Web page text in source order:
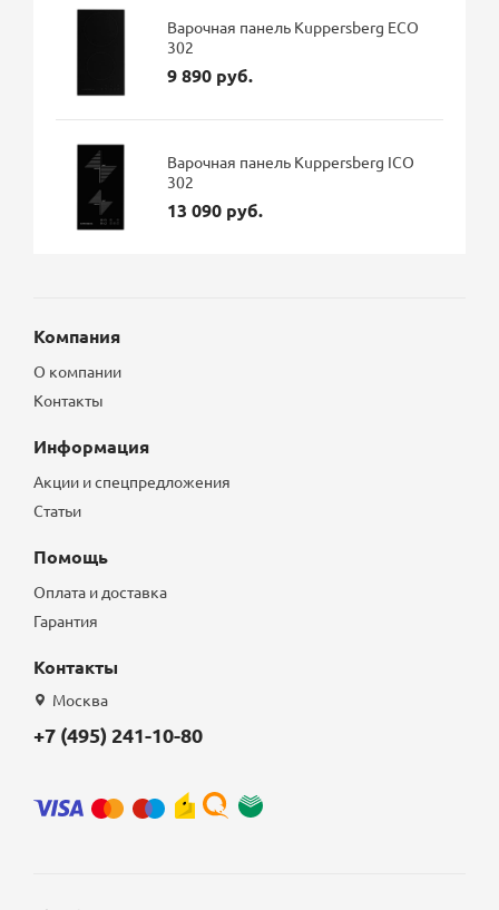
Варочная панель Kuppersberg ECO
302
9 890 руб.
Варочная панель Kuppersberg ICO
302
13 090 руб.
Компания
О компании
Контакты
Информация
Акции и спецпредложения
Статьи
Помощь
Оплата и доставка
Гарантия
Контакты
Москва
+7 (495) 241-10-80